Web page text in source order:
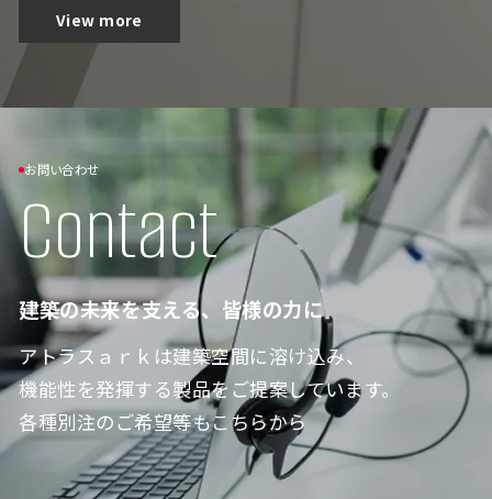
View more
お問い合わせ
Contact
建築の未来を支える、皆様の力に
アトラスａｒｋは建築空間に溶け込み、
機能性を発揮する製品をご提案しています。
各種別注のご希望等もこちらから